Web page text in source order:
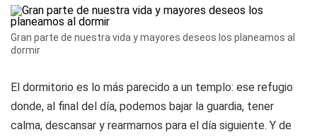
Gran parte de nuestra vida y mayores deseos los planeamos al
dormir
El dormitorio es lo más parecido a un templo: ese refugio
donde, al final del día, podemos bajar la guardia, tener
calma, descansar y rearmarnos para el día siguiente. Y de